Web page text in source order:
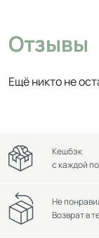
Отзывы
Ещё никто не
Кешбэк
с каждой
Не
Возврат в